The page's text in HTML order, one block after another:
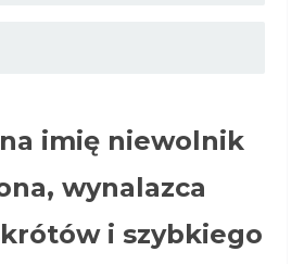
na imię niewolnik
wynalazca
i szybkiego